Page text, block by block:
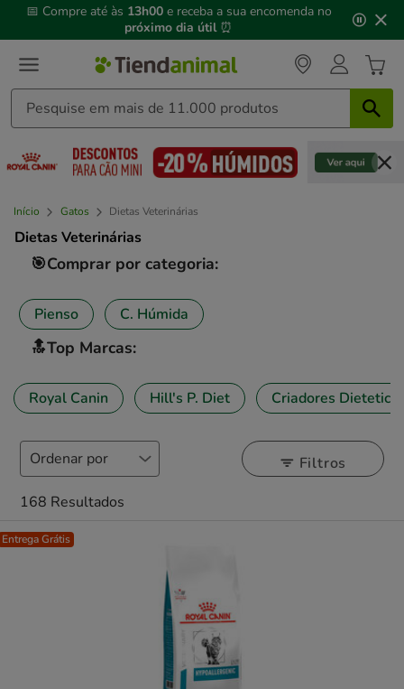
3,
mensagem,
📅 Compre até às 13h00 e receba a sua encomenda no
próximo dia útil ⏰
Início Gatos Dietas Veterinárias
Dietas Veterinárias
🎯Comprar por categoria:
Pienso C. Húmida
🔝Top Marcas:
Royal Canin Hill's P. Diet Criadores Dietetic
Filtros
168 Resultados
Entrega Grátis